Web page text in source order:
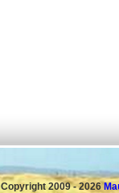
Copyright 2009 - 2026